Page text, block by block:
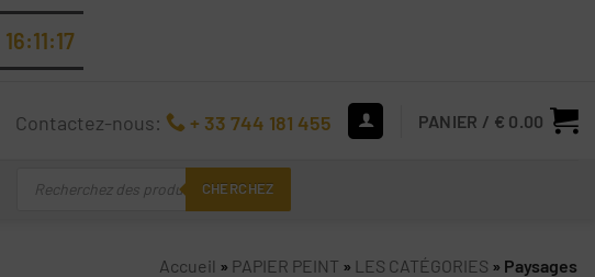
16:11:15
Contactez-nous: + 33 744 181 455 PANIER / € 0.00
CHERCHEZ
Accueil » PAPIER PEINT » LES CATÉGORIES » Paysages